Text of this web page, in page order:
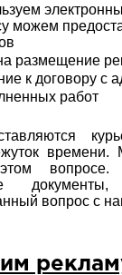
можем
размещение
к договору с
работ
вопрос с